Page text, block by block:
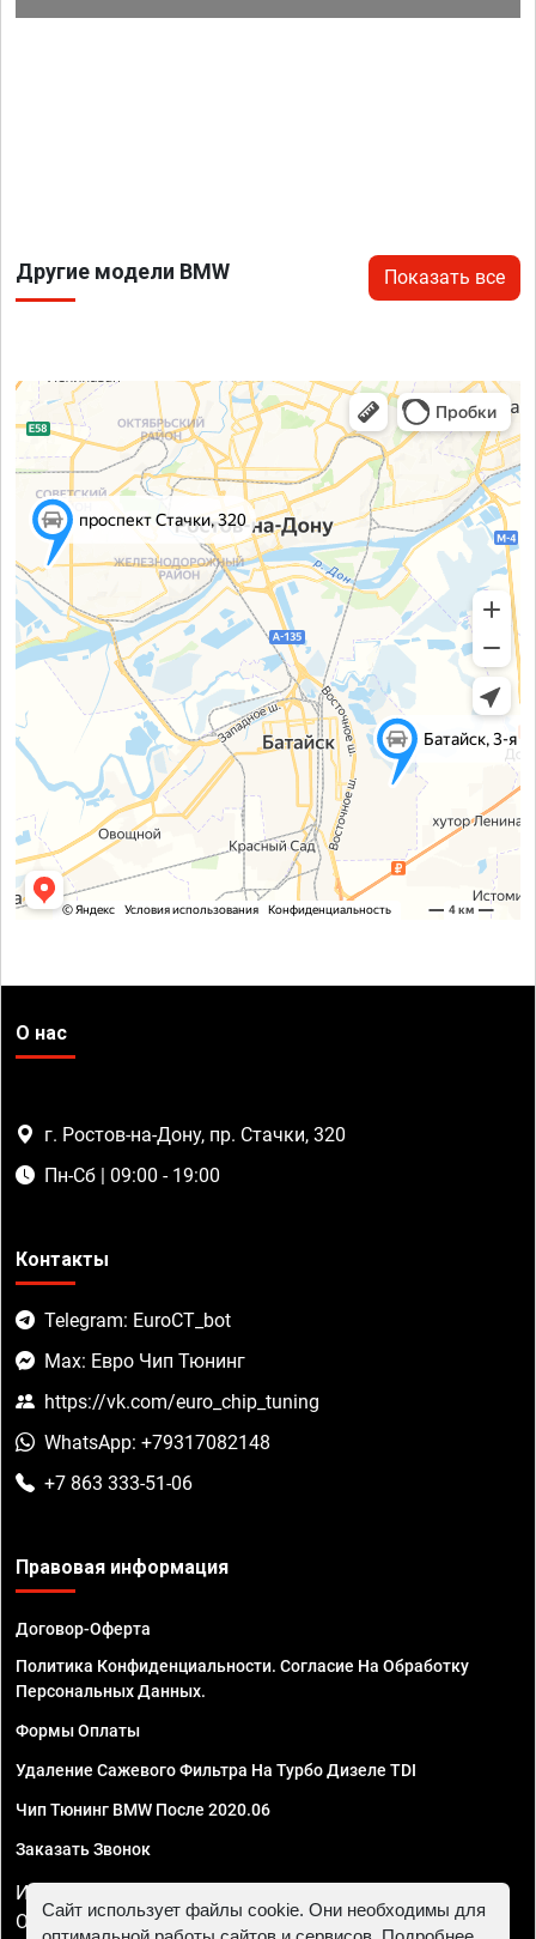
Другие модели BMW Показать все
О нас
г. Ростов-на-Дону, пр. Стачки, 320
Пн-Сб | 09:00 - 19:00
Контакты
Telegram: EuroCT_bot
Max: Евро Чип Тюнинг
https://vk.com/euro_chip_tuning
WhatsApp: +79317082148
+7 863 333-51-06
Правовая информация
Договор-Оферта
Политика Конфиденциальности. Согласие На Обработку
Персональных Данных.
Формы Оплаты
Удаление Сажевого Фильтра На Турбо Дизеле TDI
Чип Тюнинг BMW После 2020.06
Заказать Звонок
ИП Смирнов Георгий Павлович. ИНН 781302555843,
ОГРНИП 324470400032610
Сайт использует файлы cookie. Они необходимы для